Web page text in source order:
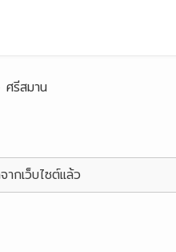
รีสมาน
ากเว็บไซต์แล้ว